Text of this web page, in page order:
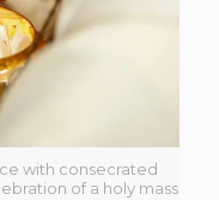
with consecrated
of a holy mass